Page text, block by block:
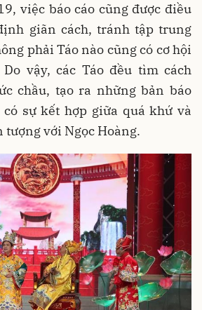
việc báo cáo cũng được điều
giãn cách, tránh tập trung
phải Táo nào cũng có cơ hội
vậy, các Táo đều tìm cách
chầu, tạo ra những bản báo
có sự kết hợp giữa quá khứ và
tượng với Ngọc Hoàng.